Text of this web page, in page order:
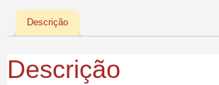
Descrição
Descrição